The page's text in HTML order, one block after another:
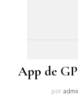
App de
por